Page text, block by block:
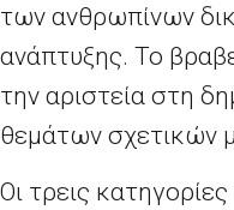
των ανθρωπίνων
ανάπτυξης. Το
την αριστεία στη
θεμάτων σχετικών
Οι τρεις